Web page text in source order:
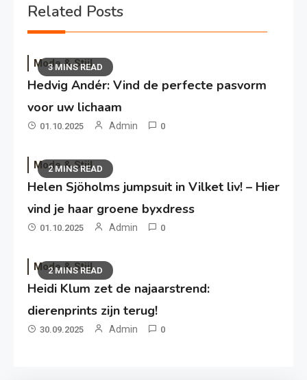
Related Posts
3 MINS READ
Mode & Stijl
Hedvig Andér: Vind de perfecte pasvorm
voor uw lichaam
01.10.2025 Admin 0
2 MINS READ
Mode & Stijl
Helen Sjöholms jumpsuit in Vilket liv! – Hier
vind je haar groene byxdress
01.10.2025 Admin 0
2 MINS READ
Mode & Stijl
Heidi Klum zet de najaarstrend:
dierenprints zijn terug!
30.09.2025 Admin 0